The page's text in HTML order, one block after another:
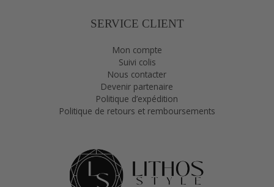
SERVICE CLIENT
Mon compte
Suivi colis
Nous contacter
Devenir partenaire
Politique d’expédition
Politique de retours et remboursements